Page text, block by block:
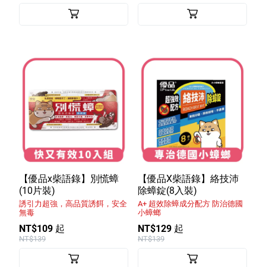
【優品x柴語錄】別慌蟑
(10片裝)
誘引力超強，高品質誘餌，安全
無毒
NT$109 起
NT$139
【優品X柴語錄】絡技沛
除蟑錠(8入裝)
A+ 超效除蟑成分配方 防治德國
小蟑螂
NT$129 起
NT$139